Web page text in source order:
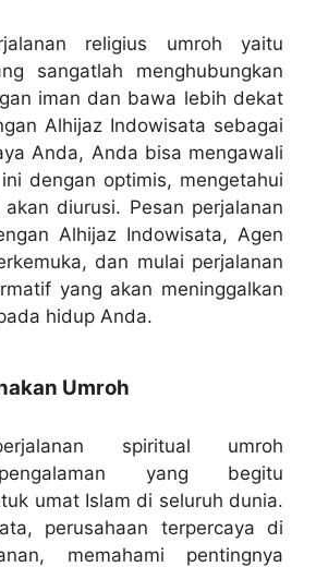
religius umroh yaitu
sangatlah menghubungkan
iman dan bawa lebih dekat
Alhijaz Indowisata sebagai
Anda, Anda bisa mengawali
dengan optimis, mengetahui
diurusi. Pesan perjalanan
Alhijaz Indowisata, Agen
dan mulai perjalanan
yang akan meninggalkan
hidup Anda.
Umroh
spiritual umroh
yang begitu
umat Islam di seluruh dunia.
perusahaan terpercaya di
memahami pentingnya